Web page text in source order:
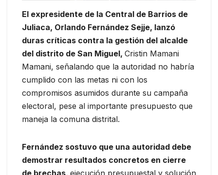
El expresidente de la Central de Barrios de
Juliaca, Orlando Fernández Sejje, lanzó
duras críticas contra la gestión del alcalde
del distrito de San Miguel, Cristin Mamani
Mamani, señalando que la autoridad no habría
cumplido con las metas ni con los
compromisos asumidos durante su campaña
electoral, pese al importante presupuesto que
maneja la comuna distrital.
Fernández sostuvo que una autoridad debe
demostrar resultados concretos en cierre